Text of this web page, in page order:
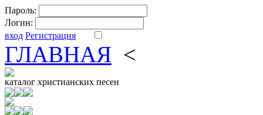
Пароль:
Логин:
вход Регистрация
ГЛАВНАЯ <
каталог христианских песен